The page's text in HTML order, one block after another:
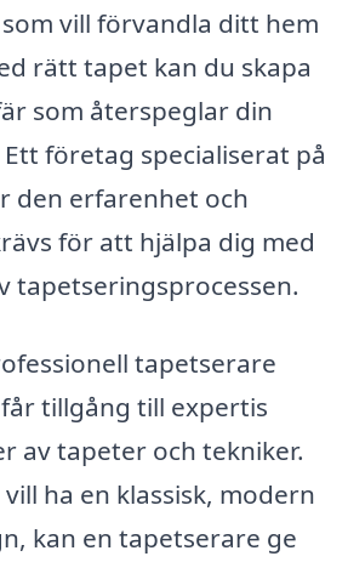
vill förvandla ditt hem
rätt tapet kan du skapa
som återspeglar din
företag specialiserat på
den erfarenhet och
för att hjälpa dig med
tapetseringsprocessen.
tapetserare
tillgång till expertis
av tapeter och tekniker.
ha en klassisk, modern
kan en tapetserare ge